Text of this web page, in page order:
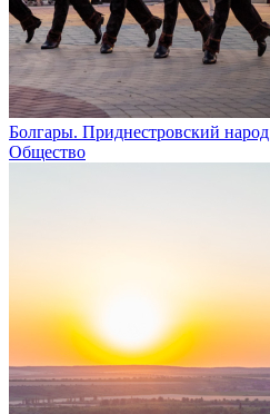
Болгары. Приднестровский народ
Общество